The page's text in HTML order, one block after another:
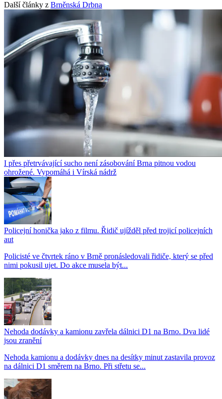
Další články z Brněnská Drbna
I přes přetrvávající sucho není zásobování Brna pitnou vodou
ohrožené. Vypomáhá i Vírská nádrž
Policejní honička jako z filmu. Řidič ujížděl před trojicí policejních
aut
Policisté ve čtvrtek ráno v Brně pronásledovali řidiče, který se před
nimi pokusil ujet. Do akce musela být...
Nehoda dodávky a kamionu zavřela dálnici D1 na Brno. Dva lidé
jsou zranění
Nehoda kamionu a dodávky dnes na desítky minut zastavila provoz
na dálnici D1 směrem na Brno. Při střetu se...